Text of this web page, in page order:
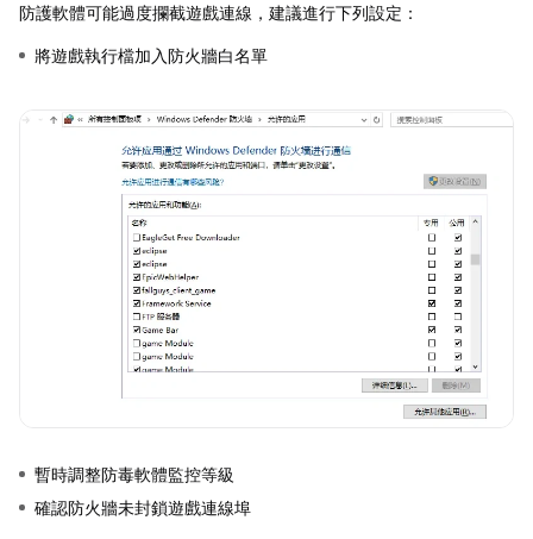
防護軟體可能過度攔截遊戲連線，建議進行下列設定：
將遊戲執行檔加入防火牆白名單
暫時調整防毒軟體監控等級
確認防火牆未封鎖遊戲連線埠